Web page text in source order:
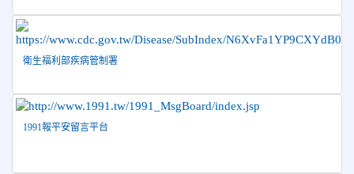
衛生福利部疾病管制署
1991報平安留言平台